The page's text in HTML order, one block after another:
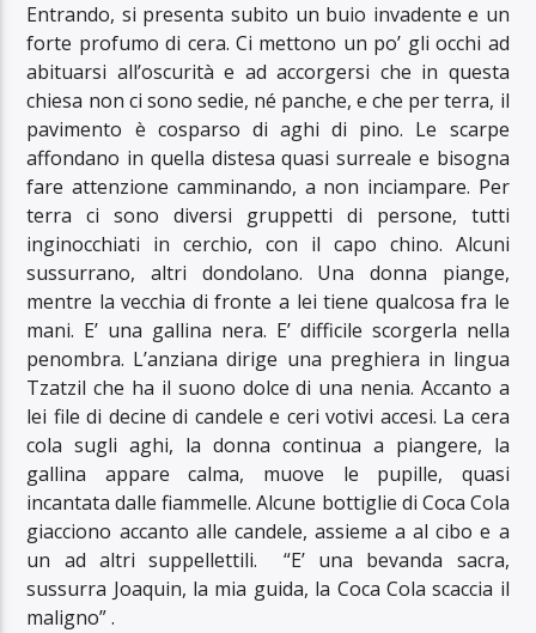
Entrando, si presenta subito un buio invadente e un
forte profumo di cera. Ci mettono un po’ gli occhi ad
abituarsi all’oscurità e ad accorgersi che in questa
chiesa non ci sono sedie, né panche, e che per terra, il
pavimento è cosparso di aghi di pino. Le scarpe
affondano in quella distesa quasi surreale e bisogna
fare attenzione camminando, a non inciampare. Per
terra ci sono diversi gruppetti di persone, tutti
inginocchiati in cerchio, con il capo chino. Alcuni
sussurrano, altri dondolano. Una donna piange,
mentre la vecchia di fronte a lei tiene qualcosa fra le
mani. E’ una gallina nera. E’ difficile scorgerla nella
penombra. L’anziana dirige una preghiera in lingua
Tzatzil che ha il suono dolce di una nenia. Accanto a
lei file di decine di candele e ceri votivi accesi. La cera
cola sugli aghi, la donna continua a piangere, la
gallina appare calma, muove le pupille, quasi
incantata dalle fiammelle. Alcune bottiglie di Coca Cola
giacciono accanto alle candele, assieme a al cibo e a
un ad altri suppellettili. “E’ una bevanda sacra,
sussurra Joaquin, la mia guida, la Coca Cola scaccia il
maligno” .